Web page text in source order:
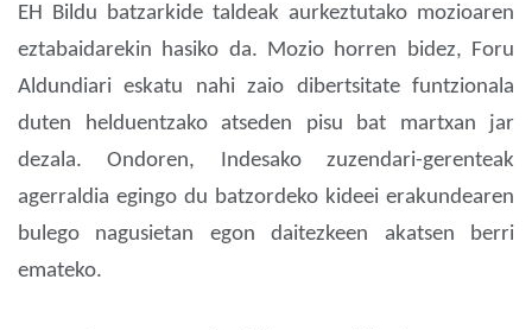
EH Bildu batzarkide taldeak aurkeztutako mozioaren
eztabaidarekin hasiko da. Mozio horren bidez, Foru
Aldundiari eskatu nahi zaio dibertsitate funtzionala
duten helduentzako atseden pisu bat martxan jar
dezala. Ondoren, Indesako zuzendari-gerenteak
agerraldia egingo du batzordeko kideei erakundearen
bulego nagusietan egon daitezkeen akatsen berri
emateko.